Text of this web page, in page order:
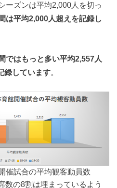
ーズンは平均2,000人を切っ
は平均2,000人超えを記録し
ではもっと多い平均2,557人
録しています
催試合の平均観客動員数
数の8割は埋まっているよう